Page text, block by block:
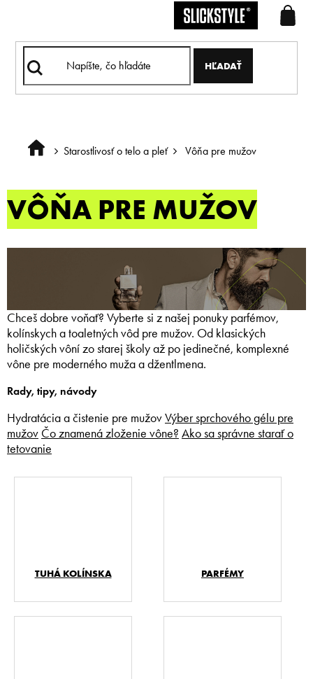
HĽADAŤ
Domov
Starostlivosť o telo a pleť Vôňa pre mužov
VÔŇA PRE MUŽOV
Chceš dobre voňať? Vyberte si z našej ponuky parfémov,
kolínskych a toaletných vôd pre mužov. Od klasických
holičských vôní zo starej školy až po jedinečné, komplexné
vône pre moderného muža a džentlmena.
Rady, tipy, návody
Hydratácia a čistenie pre mužovVýber sprchového gélu pre
mužov Čo znamená zloženie vône? Ako sa správne starať o
tetovanie
TUHÁ KOLÍNSKA PARFÉMY